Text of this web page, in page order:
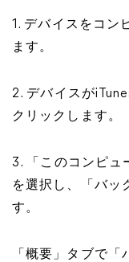
1. デバイスをコン
ます。
2. デバイスが
クリックします。
3. 「このコンピュ
を選択し、「バッ
す。
「概要」タブで